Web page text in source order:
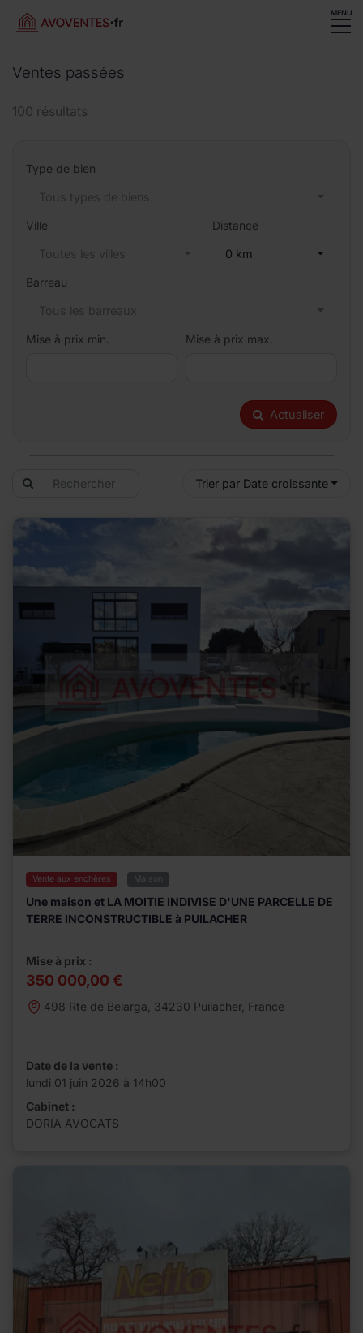
MENU
Ventes passées
100 résultats
Type de bien
Tous types de biens
Ville
Toutes les villes
Distance
0 km
Barreau
Tous les barreaux
Mise à prix min. Mise à prix max.
Actualiser
Trier par Date croissante
Vente aux enchères Maison
Une maison et LA MOITIE INDIVISE D'UNE PARCELLE DE
TERRE INCONSTRUCTIBLE à PUILACHER
Mise à prix :
350 000,00 €
498 Rte de Belarga, 34230 Puilacher, France
Date de la vente :
lundi 01 juin 2026 à 14h00
Cabinet :
DORIA AVOCATS